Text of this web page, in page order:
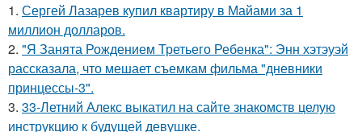
1. Сергей Лазарев купил квартиру в Майами за 1
миллион долларов.
2. "Я Занята Рождением Третьего Ребенка": Энн хэтэуэй
рассказала, что мешает съемкам фильма "дневники
принцессы-3".
3. 33-Летний Алекс выкатил на сайте знакомств целую
инструкцию к будущей девушке.